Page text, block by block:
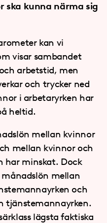
ska kunna närma sig
kan vi
visar sambandet
arbetstid, men
och trycker ned
i arbetaryrken har
heltid.
mellan kvinnor
mellan kvinnor och
har minskat. Dock
mellan
och
tjänstemannayrken.
lägsta faktiska